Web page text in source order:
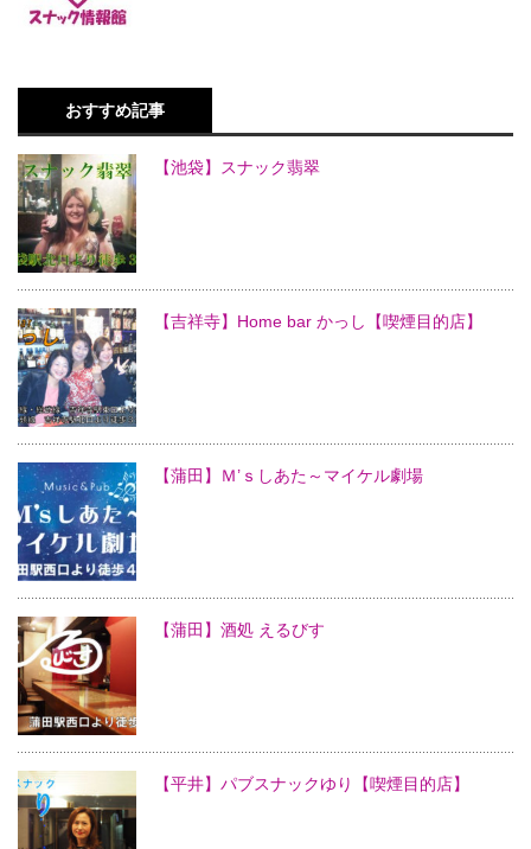
おすすめ記事
【池袋】スナック翡翠
【吉祥寺】Home bar かっし【喫煙目的店】
【蒲田】Ｍ’ｓしあた～マイケル劇場
【蒲田】酒処 えるびす
【平井】パブスナックゆり【喫煙目的店】